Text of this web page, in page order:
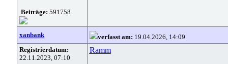
Beiträge: 591758
xanbank verfasst am: 19.04.2026, 14:09
Registrierdatum:
22.11.2023, 07:10
Ramm